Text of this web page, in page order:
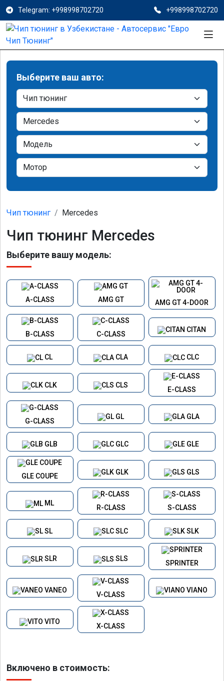
Telegram: +998998702720 +998998702720
Выберите ваш авто:
Чип тюнинг Mercedes
Чип тюнинг Mercedes
Выберите вашу модель:
A-CLASS AMG GT AMG GT 4-DOOR
B-CLASS C-CLASS
CITAN
CL CLA CLC
CLK CLS
E-CLASS
G-CLASS
GL GLA
GLB GLC GLE
GLE COUPE
GLK GLS
ML
R-CLASS S-CLASS
SL SLC SLK
SLR SLS
SPRINTER
VANEO
V-CLASS
VIANO
VITO
X-CLASS
Включено в стоимость: